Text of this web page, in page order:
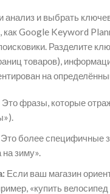
анализ и выбрать
Google Keyword
Разделите
товаров),
на
Это фразы, которые
Это более специфичные
зиму».
Если ваш магазин
«купить